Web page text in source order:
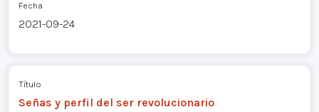
Fecha
2021-09-24
Título
Señas y perfil del ser revolucionario